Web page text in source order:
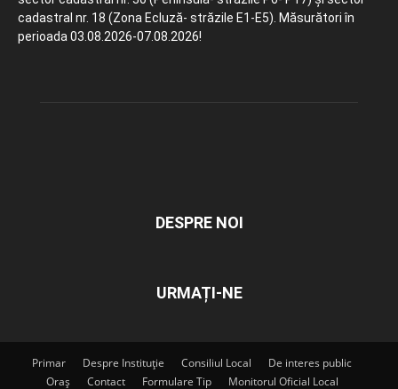
cadastral nr. 18 (Zona Ecluză- străzile E1-E5). Măsurători în
perioada 03.08.2026-07.08.2026!
DESPRE NOI
URMAȚI-NE
Primar Despre Instituție Consiliul Local
De interes public
Oraș
Contact Formulare Tip Monitorul Oficial Local